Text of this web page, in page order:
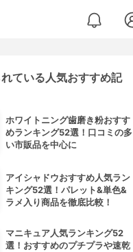
ている人気おすすめ記
ホワイトニング歯磨き粉おすす
めランキング52選！口コミの多
い市販品を中心に
アイシャドウおすすめ人気ラン
キング52選！パレット&単色&
ラメ入り商品を徹底比較！
マニキュア人気ランキング52
選！おすすめのプチプラや速乾